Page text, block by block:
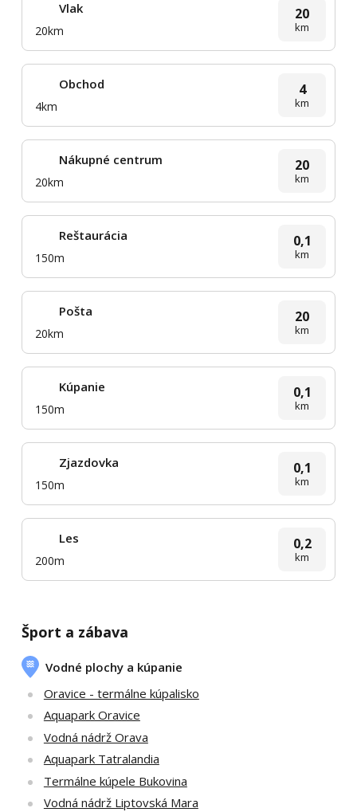
Vlak
20km
20
km
Obchod
4km
4
km
Nákupné centrum
20km
20
km
Reštaurácia
150m
0,1
km
Pošta
20km
20
km
Kúpanie
150m
0,1
km
Zjazdovka
150m
0,1
km
Les
200m
0,2
km
Šport a zábava
Vodné plochy a kúpanie
Oravice - termálne kúpalisko
Aquapark Oravice
Vodná nádrž Orava
Aquapark Tatralandia
Termálne kúpele Bukovina
Vodná nádrž Liptovská Mara